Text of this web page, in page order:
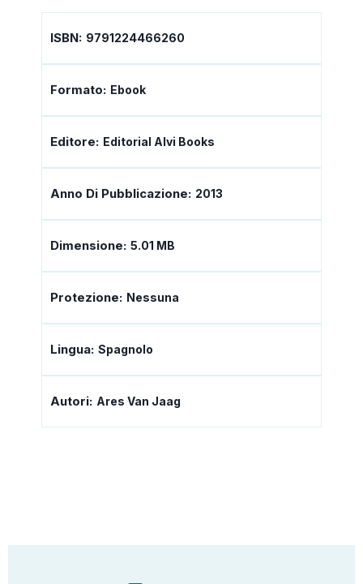
ISBN: 9791224466260
Formato: Ebook
Editore: Editorial Alvi Books
Anno Di Pubblicazione: 2013
Dimensione: 5.01 MB
Protezione: Nessuna
Lingua: Spagnolo
Autori: Ares Van Jaag